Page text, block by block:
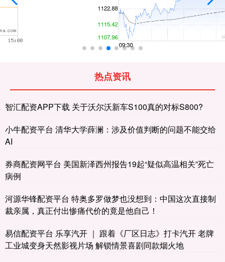
热点资讯
智汇配资APP下载 关于沃尔沃新车S100真的对标S800?
小牛配资平台 清华大学薛澜：涉及价值判断的问题不能交给
AI
券商配资网平台 美国新泽西州报告19起“疑似高温相关”死亡
病例
河源华锋配资平台 特奥多罗做梦也没想到：中国这次直接制
裁亲属，真正付出惨痛代价的竟是他自己！
易信配资平台 乐享汽开 ｜ 跟着《厂区日志》打卡汽开 老牌
工业城变身天然影视片场 解锁情景喜剧同款烟火地